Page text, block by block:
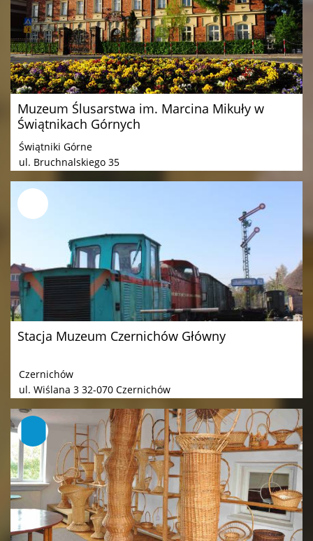
Muzeum Ślusarstwa im. Marcina Mikuły w
Świątnikach Górnych
Świątniki Górne
ul. Bruchnalskiego 35
Stacja Muzeum Czernichów Główny
Czernichów
ul. Wiślana 3 32-070 Czernichów